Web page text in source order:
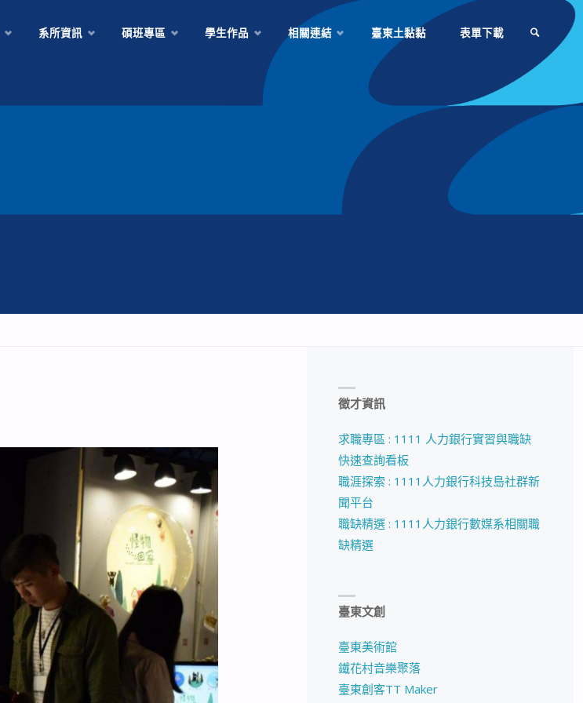
系所資訊 碩班專區 學生作品 相關連結 臺東土黏黏 表單下載
徵才資訊
求職專區 : 1111 人力銀行實習與職缺
快速查詢看板
職涯探索 : 1111人力銀行科技島社群新
聞平台
職缺精選 : 1111人力銀行數媒系相關職
缺精選
臺東文創
臺東美術館
鐵花村音樂聚落
臺東創客TT Maker